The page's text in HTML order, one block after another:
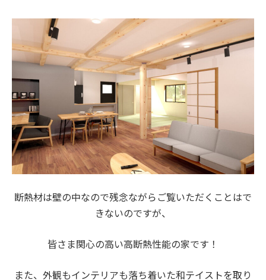
断熱材は壁の中なので残念ながらご覧いただくことはで
きないのですが、
皆さま関心の高い高断熱性能の家です！
また、外観もインテリアも落ち着いた和テイストを取り